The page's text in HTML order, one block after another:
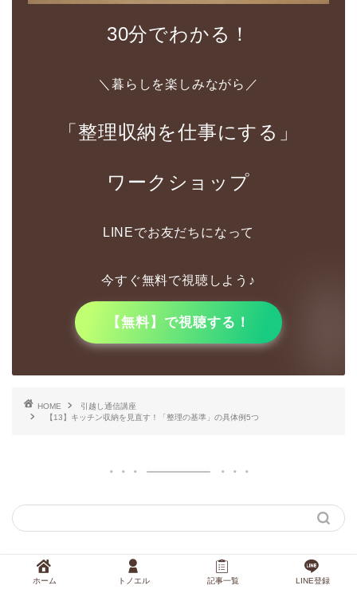
30分でわかる！
＼暮らしを楽しみながら／
「整理収納を仕事にする」
ワークショップ
LINEでお友だちになって
今すぐ無料で視聴しよう♪
【無料】で視聴する！
HOME
引越し通信講座
【13】キッチン収納を見直す！「整理の基準」の具体例5つ
ホーム トノエル 記事一覧 LINE登録